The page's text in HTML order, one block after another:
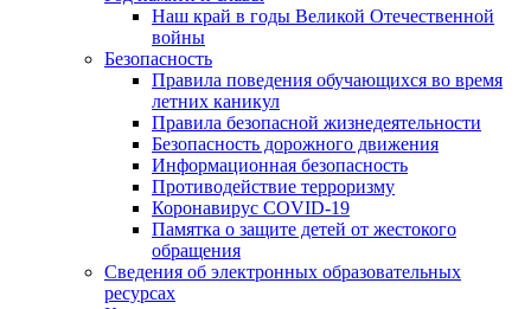
Наш край в годы Великой Отечественной
войны
Безопасность
Правила поведения обучающихся во время
летних каникул
Правила безопасной жизнедеятельности
Безопасность дорожного движения
Информационная безопасность
Противодействие терроризму
Коронавирус COVID-19
Памятка о защите детей от жестокого
обращения
Сведения об электронных образовательных
ресурсах